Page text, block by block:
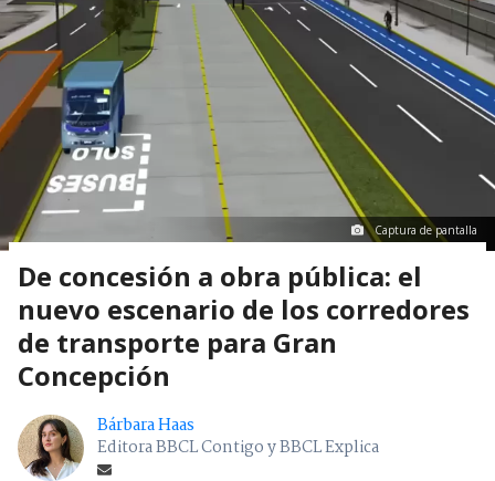
Captura de pantalla
De concesión a obra pública: el
nuevo escenario de los corredores
de transporte para Gran
Concepción
Bárbara Haas
Editora BBCL Contigo y BBCL Explica